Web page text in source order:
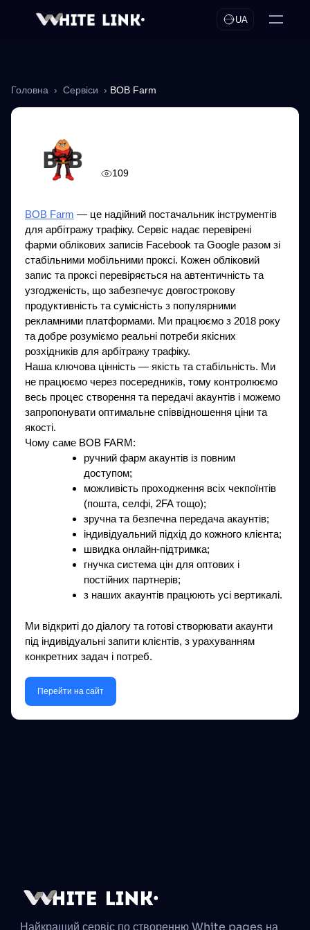
UA
Головна › Сервіси › BOB Farm
109
BOB Farm — це надійний постачальник інструментів
для арбітражу трафіку. Сервіс надає перевірені
фарми облікових записів Facebook та Google разом зі
стабільними мобільними проксі. Кожен обліковий
запис та проксі перевіряється на автентичність та
узгодженість, що забезпечує довгострокову
продуктивність та сумісність з популярними
рекламними платформами. Ми працюємо з 2018 року
та добре розуміємо реальні потреби якісних
розхідників для арбітражу трафіку.
Наша ключова цінність — якість та стабільність. Ми
не працюємо через посередників, тому контролюємо
весь процес створення та передачі акаунтів і можемо
запропонувати оптимальне співвідношення ціни та
якості.
Чому саме BOB FARM:
ручний фарм акаунтів із повним
доступом;
можливість проходження всіх чекпоїнтів
(пошта, селфі, 2FA тощо);
зручна та безпечна передача акаунтів;
індивідуальний підхід до кожного клієнта;
швидка онлайн-підтримка;
гнучка система цін для оптових і
постійних партнерів;
з наших акаунтів працюють усі вертикалі.
Ми відкриті до діалогу та готові створювати акаунти
під індивідуальні запити клієнтів, з урахуванням
конкретних задач і потреб.
Перейти на сайт
Найкращий сервіс по створенню White pages на